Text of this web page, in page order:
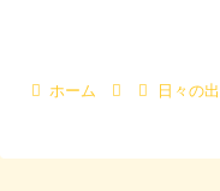
ホーム 日々の